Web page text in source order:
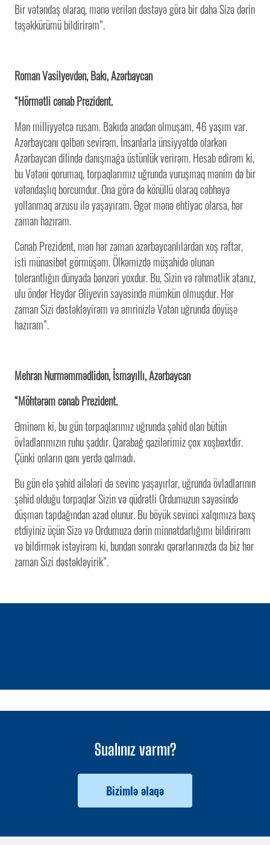
Bir vətəndaş olaraq, mənə verilən dəstəyə görə bir daha Sizə dərin
təşəkkürümü bildirirəm”.
Roman Vasilyevdən, Bakı, Azərbaycan
“Hörmətli cənab Prezident.
Mən milliyyətcə rusam. Bakıda anadan olmuşam, 46 yaşım var.
Azərbaycanı qəlbən sevirəm. İnsanlarla ünsiyyətdə olarkən
Azərbaycan dilində danışmağa üstünlük verirəm. Hesab edirəm ki,
bu Vətəni qorumaq, torpaqlarımız uğrunda vuruşmaq mənim də bir
vətəndaşlıq borcumdur. Ona görə də könüllü olaraq cəbhəyə
yollanmaq arzusu ilə yaşayıram. Əgər mənə ehtiyac olarsa, hər
zaman hazıram.
Cənab Prezident, mən hər zaman azərbaycanlılardan xoş rəftar,
isti münasibət görmüşəm. Ölkəmizdə müşahidə olunan
tolerantlığın dünyada bənzəri yoxdur. Bu, Sizin və rəhmətlik atanız,
ulu öndər Heydər Əliyevin sayəsində mümkün olmuşdur. Hər
zaman Sizi dəstəkləyirəm və əmrinizlə Vətən uğrunda döyüşə
hazıram”.
Mehran Nurməmmədlidən, İsmayıllı, Azərbaycan
“Möhtərəm cənab Prezident.
Əminəm ki, bu gün torpaqlarımız uğrunda şəhid olan bütün
övladlarımızın ruhu şaddır. Qarabağ qazilərimiz çox xoşbəxtdir.
Çünki onların qanı yerdə qalmadı.
Bu gün elə şəhid ailələri də sevinc yaşayırlar, uğrunda övladlarının
şəhid olduğu torpaqlar Sizin və qüdrətli Ordumuzun sayəsində
düşmən tapdağından azad olunur. Bu böyük sevinci xalqımıza bəxş
etdiyiniz üçün Sizə və Ordumuza dərin minnətdarlığımı bildirirəm
və bildirmək istəyirəm ki, bundan sonrakı qərarlarınızda da biz hər
zaman Sizi dəstəkləyirik”.
Sualınız varmı?
Bizimlə əlaqə